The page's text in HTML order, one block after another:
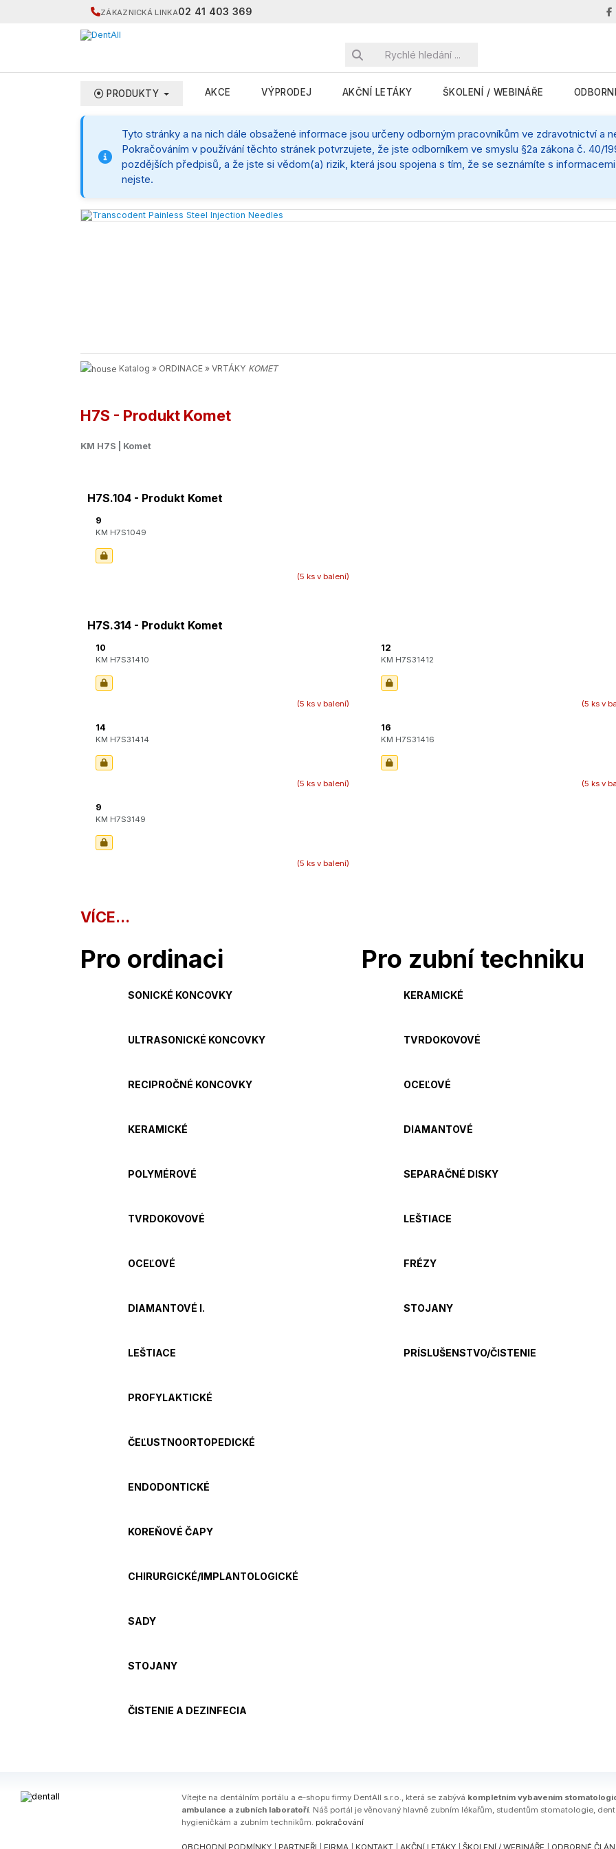
ZÁKAZNICKÁ LINKA02 41 403 369
PRODUKTY AKCE VÝPRODEJ AKČNÍ LETÁKY ŠKOLENÍ / WEBINÁŘE
Tyto stránky a na nich dále obsažené informace jsou určeny odborným pracovníkům ve zdravotnictví a
Pokračováním v používání těchto stránek potvrzujete, že jste odborníkem ve smyslu §2a zákona č. 40/
pozdějších předpisů, a že jste si vědom(a) rizik, která jsou spojena s tím, že se seznámíte s
nejste.
Katalog » ORDINACE » VRTÁKY KOMET
H7S - Produkt Komet
KM H7S | Komet
H7S.104 - Produkt Komet
9
KM H7S1049
(5 ks v balení)
H7S.314 - Produkt Komet
10
KM H7S31410
(5 ks v balení)
12
KM H7S31412
(5 ks v
14
KM H7S31414
(5 ks v balení)
16
KM H7S31416
(5 ks v
9
KM H7S3149
(5 ks v balení)
VÍCE...
Pro ordinaci Pro zubní techniku
SONICKÉ KONCOVKY KERAMICKÉ
ULTRASONICKÉ KONCOVKY TVRDOKOVOVÉ
RECIPROČNÉ KONCOVKY OCEĽOVÉ
KERAMICKÉ DIAMANTOVÉ
POLYMÉROVÉ SEPARAČNÉ DISKY
TVRDOKOVOVÉ LEŠTIACE
OCEĽOVÉ FRÉZY
DIAMANTOVÉ I. STOJANY
LEŠTIACE PRÍSLUŠENSTVO/ČISTENIE
PROFYLAKTICKÉ
ČEĽUSTNOORTOPEDICKÉ
ENDODONTICKÉ
KOREŇOVÉ ČAPY
CHIRURGICKÉ/IMPLANTOLOGICKÉ
SADY
STOJANY
ČISTENIE A DEZINFECIA
Ví­tejte na dentálním portálu a e-shopu firmy DentAll s.r.o., která se zabývá kompletním vybavením
ambulance a zubních laboratoří. Náš portál je věnovaný hlavně zubním lékařům, studentům stomatologie,
hygieničkám a zubním technikům. pokračování
OBCHODNÍ PODMÍNKY PARTNEŘI FIRMA KONTAKT AKČNÍ LETÁKY ŠKOLENÍ / WEBINÁŘE ODBORNÉ